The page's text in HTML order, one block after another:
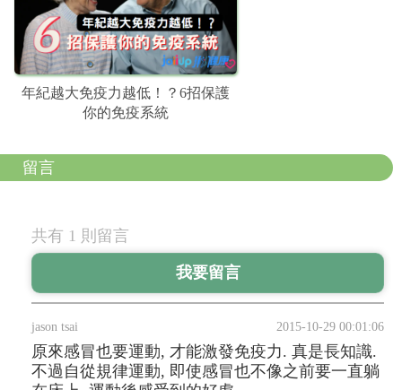
年紀越大免疫力越低！？6招保護
你的免疫系統
留言
共有 1 則留言
jason tsai 2015-10-29 00:01:06
原來感冒也要運動, 才能激發免疫力. 真是長知識.
不過自從規律運動, 即使感冒也不像之前要一直躺